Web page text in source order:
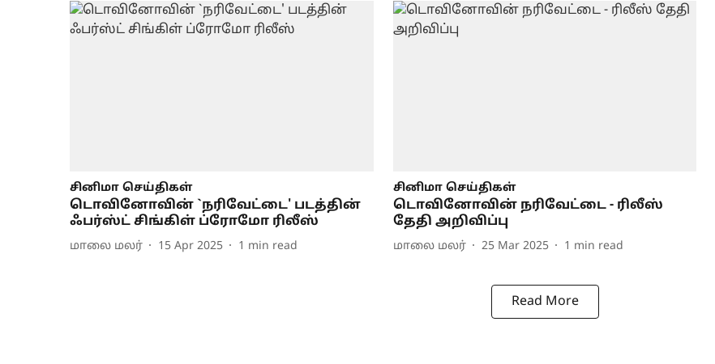
சினிமா செய்திகள்
டொவினோவின் `நரிவேட்டை' படத்தின்
ஃபர்ஸ்ட் சிங்கிள் ப்ரோமோ ரிலீஸ்
மாலை மலர் 15 Apr 2025 1 min read
சினிமா செய்திகள்
டொவினோவின் நரிவேட்டை - ரிலீஸ்
தேதி அறிவிப்பு
மாலை மலர் 25 Mar 2025 1 min read
Read More